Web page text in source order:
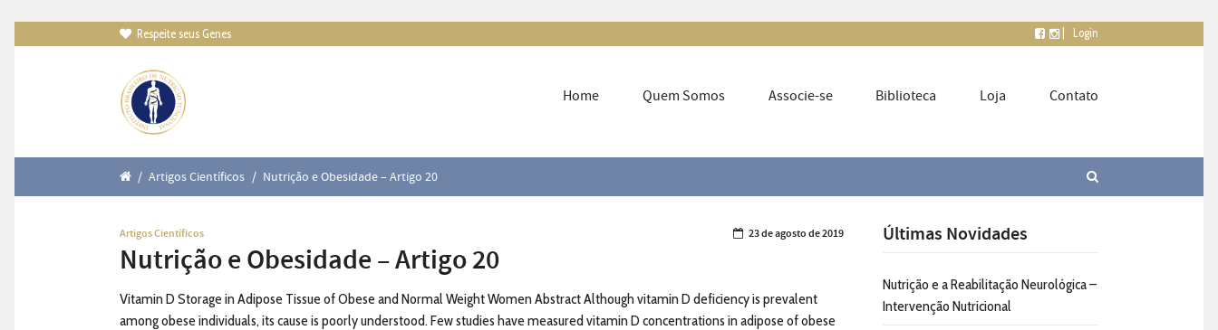
 Respeite seus Genes Login
Home Quem Somos Associe-se Biblioteca Loja Contato
/ Artigos Científicos / Nutrição e Obesidade – Artigo 20
23 de agosto de 2019
Artigos Científicos
Nutrição e Obesidade – Artigo 20
Vitamin D Storage in Adipose Tissue of Obese and Normal Weight Women Abstract Although vitamin D deficiency is prevalent
among obese individuals, its cause is poorly understood. Few studies have measured vitamin D concentrations in adipose of obese
Últimas Novidades
Nutrição e a Reabilitação Neurológica –
Intervenção Nutricional